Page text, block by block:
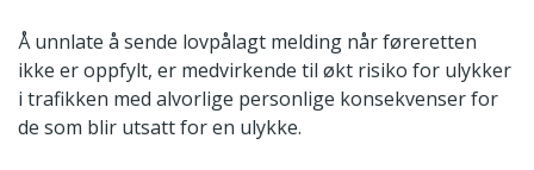
Å unnlate å sende lovpålagt melding når føreretten
ikke er oppfylt, er medvirkende til økt risiko for ulykker
i trafikken med alvorlige personlige konsekvenser for
de som blir utsatt for en ulykke.